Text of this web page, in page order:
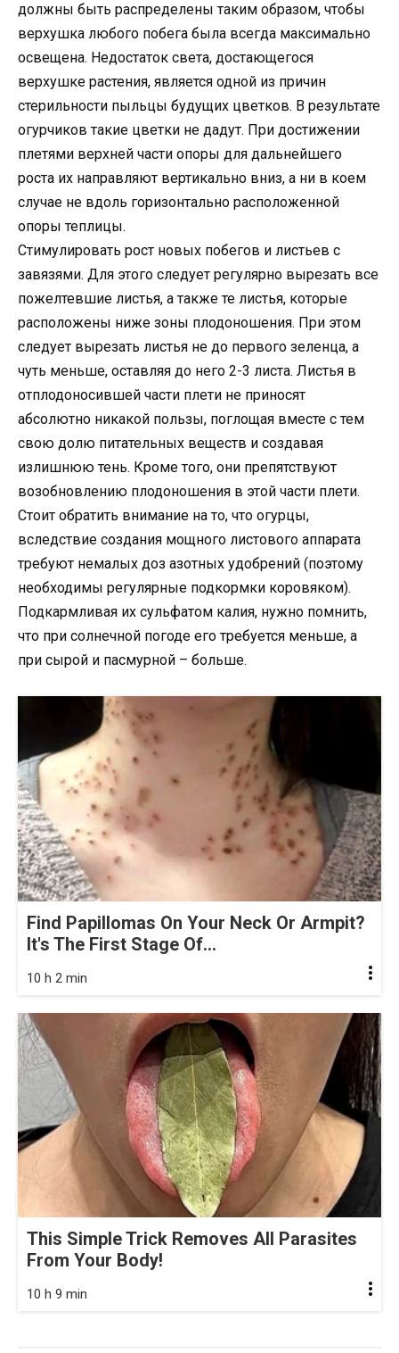
должны быть распределены таким образом, чтобы
верхушка любого побега была всегда максимально
освещена. Недостаток света, достающегося
верхушке растения, является одной из причин
стерильности пыльцы будущих цветков. В результате
огурчиков такие цветки не дадут. При достижении
плетями верхней части опоры для дальнейшего
роста их направляют вертикально вниз, а ни в коем
случае не вдоль горизонтально расположенной
опоры теплицы.
Стимулировать рост новых побегов и листьев с
завязями. Для этого следует регулярно вырезать все
пожелтевшие листья, а также те листья, которые
расположены ниже зоны плодоношения. При этом
следует вырезать листья не до первого зеленца, а
чуть меньше, оставляя до него 2-3 листа. Листья в
отплодоносившей части плети не приносят
абсолютно никакой пользы, поглощая вместе с тем
свою долю питательных веществ и создавая
излишнюю тень. Кроме того, они препятствуют
возобновлению плодоношения в этой части плети.
Стоит обратить внимание на то, что огурцы,
вследствие создания мощного листового аппарата
требуют немалых доз азотных удобрений (поэтому
необходимы регулярные подкормки коровяком).
Подкармливая их сульфатом калия, нужно помнить,
что при солнечной погоде его требуется меньше, а
при сырой и пасмурной – больше.
Find Papillomas On Your Neck Or Armpit?
It's The First Stage Of...
10 h 2 min
This Simple Trick Removes All Parasites
From Your Body!
10 h 9 min